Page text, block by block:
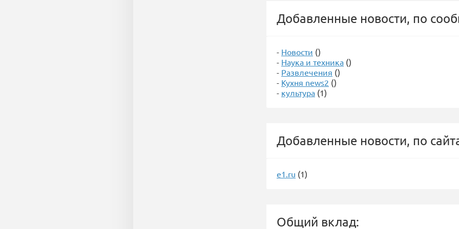
Добавленные новости, по
- Новости ()
- Наука и техника ()
- Развлечения ()
- Кухня news2 ()
- культура (1)
Добавленные новости, по
e1.ru (1)
Общий вклад: